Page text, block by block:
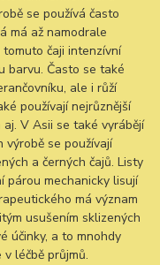
se používá často
má až namodrale
čaji intenzívní
barvu. Často se také
ale i růží
používají nejrůznější
V Asii se také vyrábějí
výrobě se používají
a černých čajů. Listy
párou mechanicky lisují
má význam
usušením sklizených
účinky, a to mnohdy
léčbě průjmů.